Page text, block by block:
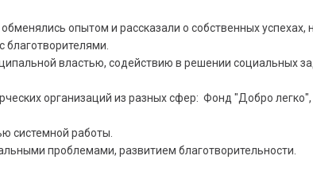
опытом и рассказали о собственных
благотворителями.
властью, содействию в решении социальных
организаций из разных сфер: Фонд "Добро
системной работы.
проблемами, развитием благотворительности.